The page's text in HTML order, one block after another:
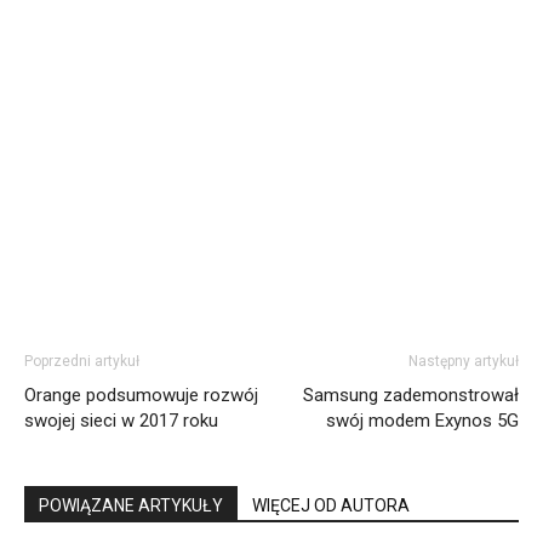
Poprzedni artykuł
Orange podsumowuje rozwój
swojej sieci w 2017 roku
Następny artykuł
Samsung zademonstrował
swój modem Exynos 5G
POWIĄZANE ARTYKUŁY WIĘCEJ OD AUTORA